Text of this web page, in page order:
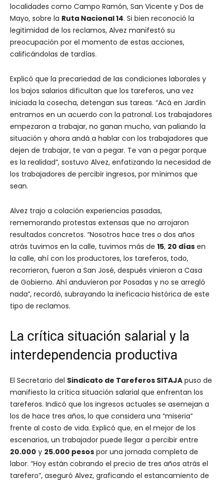
localidades como Campo Ramón, San Vicente y Dos de
Mayo, sobre la Ruta Nacional 14. Si bien reconoció la
legitimidad de los reclamos, Alvez manifestó su
preocupación por el momento de estas acciones,
calificándolas de tardías.
Explicó que la precariedad de las condiciones laborales y
los bajos salarios dificultan que los tareferos, una vez
iniciada la cosecha, detengan sus tareas. “Acá en Jardín
entramos en un acuerdo con la patronal. Los trabajadores
empezaron a trabajar, no ganan mucho, van paliando la
situación y ahora andá a hablar con los trabajadores que
dejen de trabajar, te van a pegar. Te van a pegar porque
es la realidad”, sostuvo Alvez, enfatizando la necesidad de
los trabajadores de percibir ingresos, por mínimos que
sean.
Alvez trajo a colación experiencias pasadas,
rememorando protestas extensas que no arrojaron
resultados concretos. “Nosotros hace tres o dos años
atrás tuvimos en la calle, tuvimos más de 15, 20 días en
la calle, ahí con los productores, los tareferos, todo,
recorrieron, fueron a San José, después vinieron a Casa
de Gobierno. Ahí anduvieron por Posadas y no se arregló
nada”, recordó, subrayando la ineficacia histórica de este
tipo de reclamos.
La crítica situación salarial y la
interdependencia productiva
El Secretario del Sindicato de Tareferos SITAJA puso de
manifiesto la crítica situación salarial que enfrentan los
tareferos. Indicó que los ingresos actuales se asemejan a
los de hace tres años, lo que considera una “miseria”
frente al costo de vida. Explicó que, en el mejor de los
escenarios, un trabajador puede llegar a percibir entre
20.000 y 25.000 pesos por una jornada completa de
labor. “Hoy están cobrando el precio de tres años atrás el
tarefero”, aseguró Alvez, graficando el estancamiento de